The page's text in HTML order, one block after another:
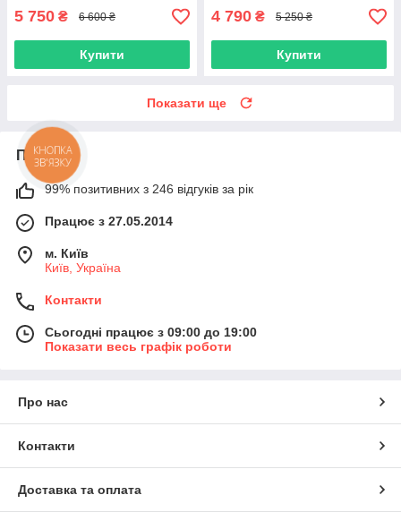
5 750 ₴ 6 600 ₴
Купити
4 790 ₴ 5 250 ₴
Купити
Показати ще
Про нас
99% позитивних з 246 відгуків за рік
Працює з 27.05.2014
м. Київ
Київ, Україна
Контакти
Сьогодні працює з 09:00 до 19:00
Показати весь графік роботи
Про нас
Контакти
Доставка та оплата
КНОПКА
ЗВ'ЯЗКУ